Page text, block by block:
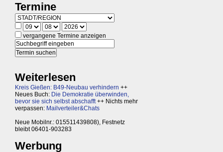
Termine
vergangene Termine anzeigen
Weiterlesen
Kreis Gießen: B49-Neubau verhindern ++
Neues Buch: Die Demokratie überwinden,
bevor sie sich selbst abschafft++ Nichts mehr
verpassen: Mailverteiler&Chats
Neue Mobilnr.: 015511439808), Festnetz
bleibt 06401-903283
Werbung